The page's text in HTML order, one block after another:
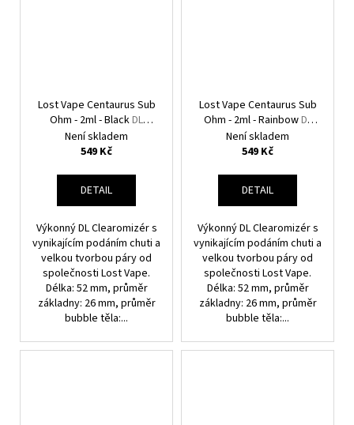
Lost Vape Centaurus Sub
Ohm - 2ml - BlackDL
Clearomizér
Není skladem
549 Kč
DETAIL
Výkonný DL Clearomizér s
vynikajícím podáním chuti a
velkou tvorbou páry od
společnosti Lost Vape.
Délka: 52 mm, průměr
základny: 26 mm, průměr
bubble těla:...
Lost Vape Centaurus Sub
Ohm - 2ml - RainbowDL
Clearomizér
Není skladem
549 Kč
DETAIL
Výkonný DL Clearomizér s
vynikajícím podáním chuti a
velkou tvorbou páry od
společnosti Lost Vape.
Délka: 52 mm, průměr
základny: 26 mm, průměr
bubble těla:...